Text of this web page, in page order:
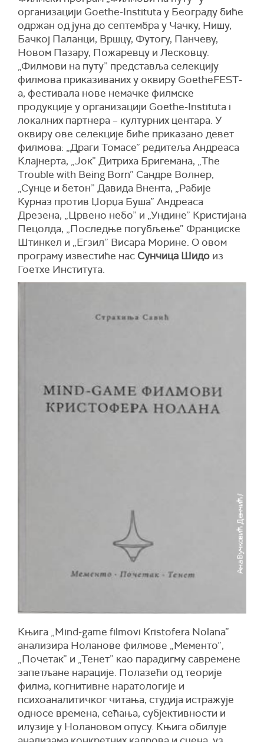
организацији Goethe-Instituta у Београду биће
одржан од јуна до септембра у Чачку, Нишу,
Бачкој Паланци, Вршцу, Футогу, Панчеву,
Новом Пазару, Пожаревцу и Лесковцу.
„Филмови на путу” представља селекцију
филмова приказиваних у оквиру GoetheFEST-
a, фестивала нове немачке филмске
продукције у организацији Goethe-Instituta i
локалних партнера – културних центара. У
оквиру ове селекције биће приказано девет
филмова: „Драги Томасе” редитеља Андреаса
Клајнерта, „Јок” Дитриха Бригемана, „The
Trouble with Being Born” Сандре Волнер,
„Сунце и бетон” Давида Внента, „Рабије
Курназ против Џорџа Буша” Андреаса
Дрезена, „Црвено небо” и „Ундине” Кристијана
Пецолда, „Последње погубљење” Франциске
Штинкел и „Егзил” Висара Морине. О овом
програму известиће нас Сунчица Шидо из
Гоетхе Института.
Књига „Mind-game filmovi Kristofera Nolana”
анализира Ноланове филмове „Мементо”,
„Почетак” и „Тенет” као парадигму савремене
запетљане нарације. Полазећи од теорије
филма, когнитивне наратологије и
психоаналитичког читања, студија истражује
односе времена, сећања, субјективности и
илузије у Нолановом опусу. Књига обилује